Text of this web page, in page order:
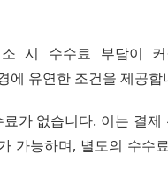
시 수수료 부담이
에 유연한 조건을 제공합
가 없습니다. 이는 결
가능하며, 별도의 수수